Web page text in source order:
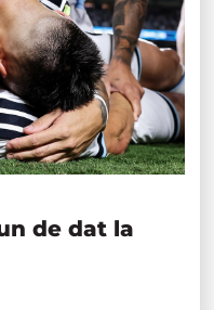
de dat la